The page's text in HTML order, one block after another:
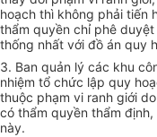
hoạch thì không phải tiến
thẩm quyền chỉ phê
thống nhất với đồ án quy
3. Ban quản lý các khu
nhiệm tổ chức lập quy
thuộc phạm vi ranh giới
có thẩm quyền thẩm
này.